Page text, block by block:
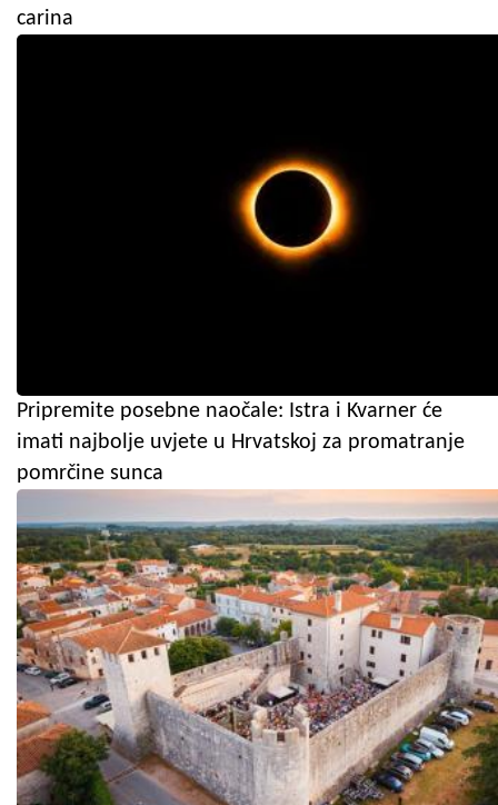
carina
Pripremite posebne naočale: Istra i Kvarner će
imati najbolje uvjete u Hrvatskoj za promatranje
pomrčine sunca